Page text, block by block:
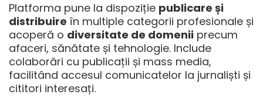
Platforma pune la dispoziție publicare și
distribuire în multiple categorii profesionale și
acoperă o diversitate de domenii precum
afaceri, sănătate și tehnologie. Include
colaborări cu publicații și mass media,
facilitând accesul comunicatelor la jurnaliști și
cititori interesați.